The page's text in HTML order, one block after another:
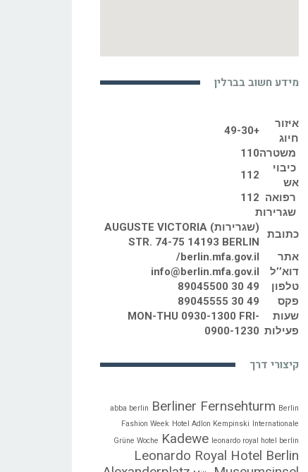
מידע חשוב בברלין
איזור
חיוג
+49-30
משטרה110
כיבוי
אש
112
רפואה 112
שגרירות
כתובת
(שגרירות) AUGUSTE VICTORIA
STR. 74-75 14193 BERLIN
אתר
berlin.mfa.gov.il/
דוא’’ל
info@berlin.mfa.gov.il
טלפון
49 30 89045500
פקס
49 30 89045555
שעות
פעילות
MON-THU 0930-1300 FRI-
0900-1230
קיצורי דרך
abba berlin Berliner Fernsehturm Berlin
Fashion Week Hotel Adlon Kempinski Internationale
Grüne Woche Kadewe leonardo royal hotel berlin
Leonardo Royal Hotel Berlin